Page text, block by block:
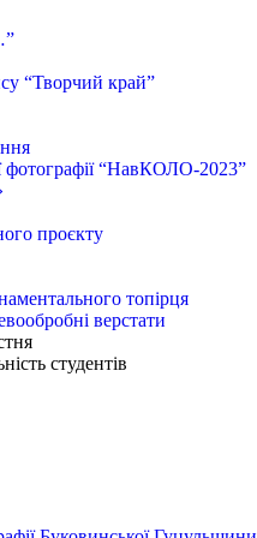
“Творчий край”
фотографії “НавКОЛО-2023”
проєкту
топірця
верстати
студентів